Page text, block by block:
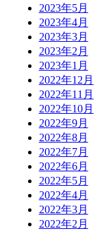
2023年5月
2023年4月
2023年3月
2023年2月
2023年1月
2022年12月
2022年11月
2022年10月
2022年9月
2022年8月
2022年7月
2022年6月
2022年5月
2022年4月
2022年3月
2022年2月